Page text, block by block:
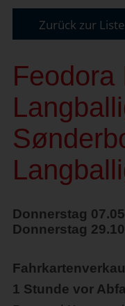
Zurück zur Liste
Feodora
Donnerstag
Donnerstag
1 Stunde vor